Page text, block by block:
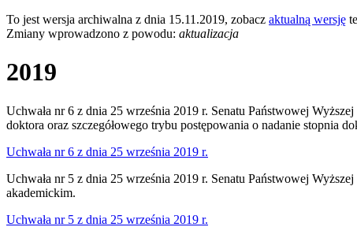
To jest wersja archiwalna z dnia 15.11.2019, zobacz aktualną wersję
Zmiany wprowadzono z powodu: aktualizacja
2019
Uchwała nr 6 z dnia 25 września 2019 r. Senatu Państwowej
doktora oraz szczegółowego trybu postępowania o nadanie
Uchwała nr 6 z dnia 25 września 2019 r.
Uchwała nr 5 z dnia 25 września 2019 r. Senatu Państwowej
akademickim.
Uchwała nr 5 z dnia 25 września 2019 r.